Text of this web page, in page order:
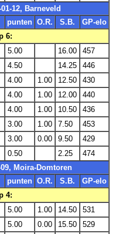
12, Barneveld
punten O.R. S.B.
GP-elo
6:
5.00 16.00
457
4.50 14.25
446
4.00 1.00 12.50
430
4.00 1.00 12.00
440
4.00 1.00 10.50
436
3.00 1.00 7.50
453
3.00 0.00 9.50
429
0.50 2.25
474
Moira-Domtoren
punten O.R. S.B.
GP-elo
4:
5.00 1.00 14.50
531
5.00 0.00 15.50
529